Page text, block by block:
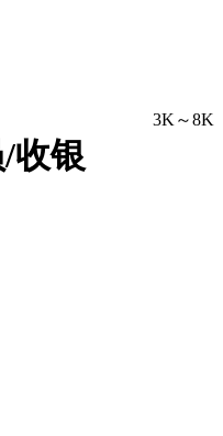
收银
3K～8K